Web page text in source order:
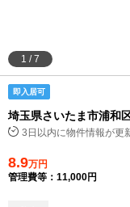
1 /7
即入居可
埼玉県さいたま市浦和
3日以内に物件情報が更
8.9万円
管理費等：11,000円